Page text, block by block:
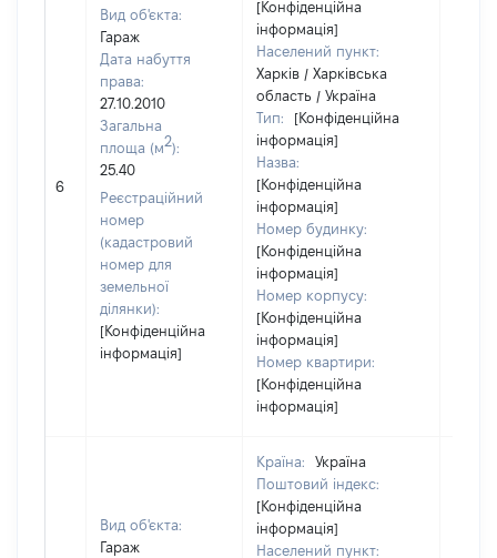
6
Вид об'єкта:
Гараж
Дата набуття
права:
27.10.2010
Загальна
площа (м2):
25.40
Реєстраційний
номер
(кадастровий
номер для
земельної
ділянки):
[Конфіденційна
інформація]
[Конфіденційна
інформація]
Населений пункт:
Харків / Харківська
область / Україна
Тип:
[Конфіденційна
інформація]
Назва:
[Конфіденційна
інформація]
Номер будинку:
[Конфіденційна
інформація]
Номер корпусу:
[Конфіденційна
інформація]
Номер квартири:
[Конфіденційна
інформація]
Вид об'єкта:
Гараж
Країна:
Україна
Поштовий індекс:
[Конфіденційна
інформація]
Населений пункт: